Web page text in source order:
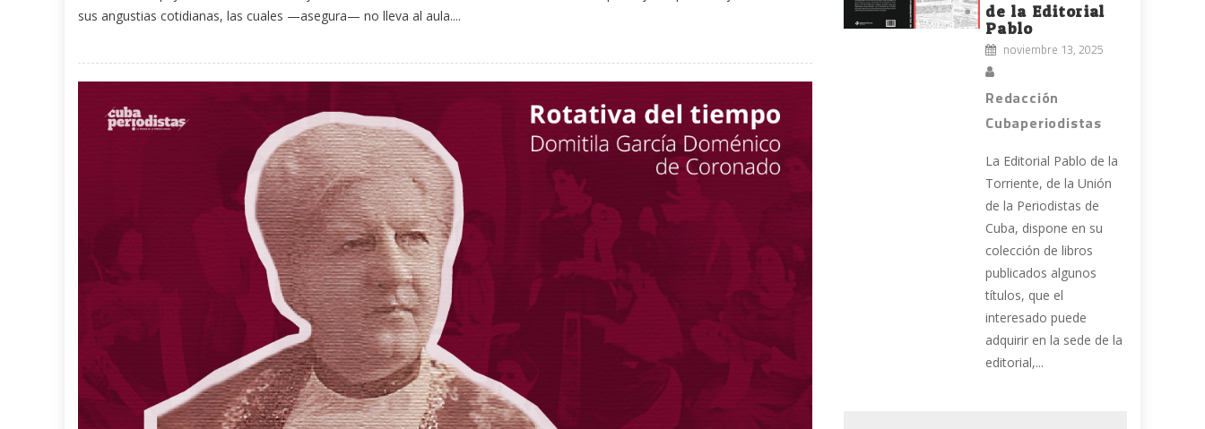
sus angustias cotidianas, las cuales —asegura— no lleva al aula....
de la Editorial
Pablo
noviembre 13, 2025
Redacción
Cubaperiodistas
La Editorial Pablo de la
Torriente, de la Unión
de la Periodistas de
Cuba, dispone en su
colección de libros
publicados algunos
títulos, que el
interesado puede
adquirir en la sede de la
editorial,...